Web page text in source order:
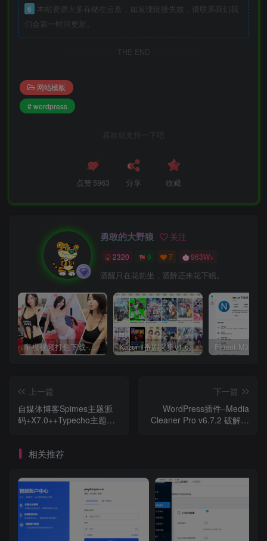
6
本站资源大多存储在云盘，如发现链接失效，请联系我们我
们会第一时间更新。
THE END
网站模板
# wordpress
喜欢就支持一下吧
点赞 5963 分享 收藏
勇敢的大野狼 关注
2320 9 7 963W+
酒醒只在花前坐，酒醉还来花下眠。
车模视频打包下载-高清无水印版 Kazumi番剧采集v1.6.9：支持自定义规则+在线观看+弹幕，跨平台下载
上一篇
自媒体博客Spimes主题源
码+X7.0++Typecho主题模
下一篇
WordPress插件–Media
Cleaner Pro v6.7.2 破解版
相关推荐